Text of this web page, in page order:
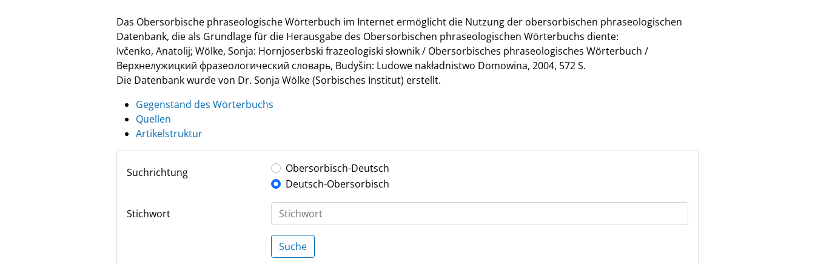
Das Obersorbische phraseologische Wörterbuch im Internet ermöglicht die Nutzung der obersorbischen phraseologischen
Datenbank, die als Grundlage für die Herausgabe des Obersorbischen phraseologischen Wörterbuchs diente:
Ivčenko, Anatolij; Wölke, Sonja: Hornjoserbski frazeologiski słownik / Obersorbisches phraseologisches Wörterbuch /
Верхнелужицкий фразеологический словарь, Budyšin: Ludowe nakładnistwo Domowina, 2004, 572 S.
Die Datenbank wurde von Dr. Sonja Wölke (Sorbisches Institut) erstellt.
Gegenstand des Wörterbuchs
Quellen
Artikelstruktur
Suchrichtung
Obersorbisch-Deutsch
Deutsch-Obersorbisch
Stichwort
Suche